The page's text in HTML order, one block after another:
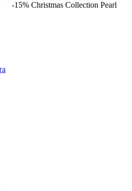
-15% Christmas Collection Pearl